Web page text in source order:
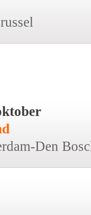
Den